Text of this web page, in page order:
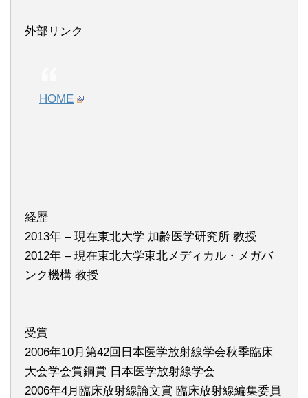
外部リンク
HOME
経歴
2013年 – 現在東北大学 加齢医学研究所 教授
2012年 – 現在東北大学東北メディカル・メガバ
ンク機構 教授
受賞
2006年10月第42回日本医学放射線学会秋季臨床
大会学会賞銅賞 日本医学放射線学会
2006年4月臨床放射線論文賞 臨床放射線編集委員